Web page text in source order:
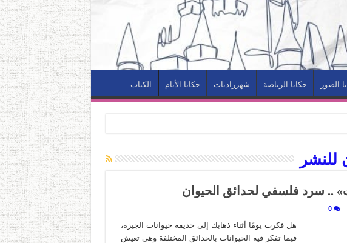
الصور حكايا الرياضة شهرزاديات حكايا الأيام الكتاب
للنشر
.. سرد فلسفي لحدائق الحيوان
0
هل فكرت يومًا أثناء ذهابك إلى حديقة حيوانات الجيزة،
فيما تفكر فيه الحيوانات بالحدائق المختلفة وهي تعيش